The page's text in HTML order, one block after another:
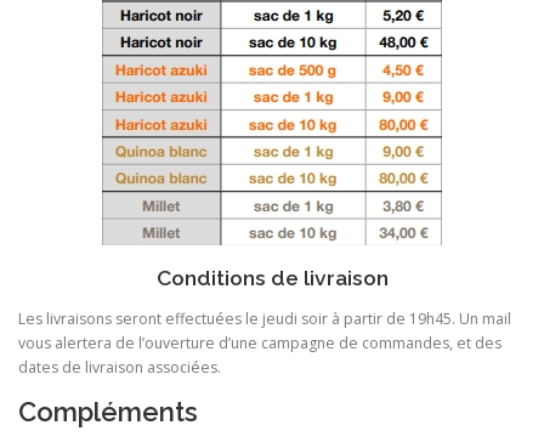
Conditions de livraison
Les livraisons seront effectuées le jeudi soir à partir de 19h45. Un mail
vous alertera de l’ouverture d’une campagne de commandes, et des
dates de livraison associées.
Compléments